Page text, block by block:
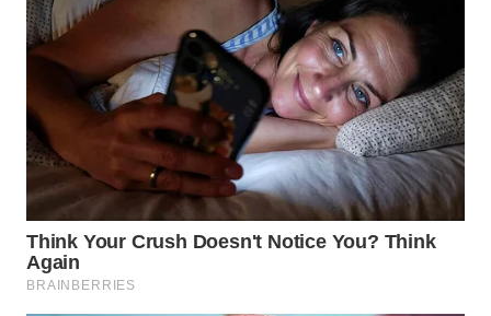
WN
BEKASI
WN
BOGOR
WN
DEPOK
WN
TAPANULI